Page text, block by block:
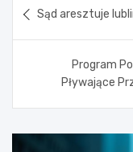
wpisu
Sąd aresztuje
Program
Pływające